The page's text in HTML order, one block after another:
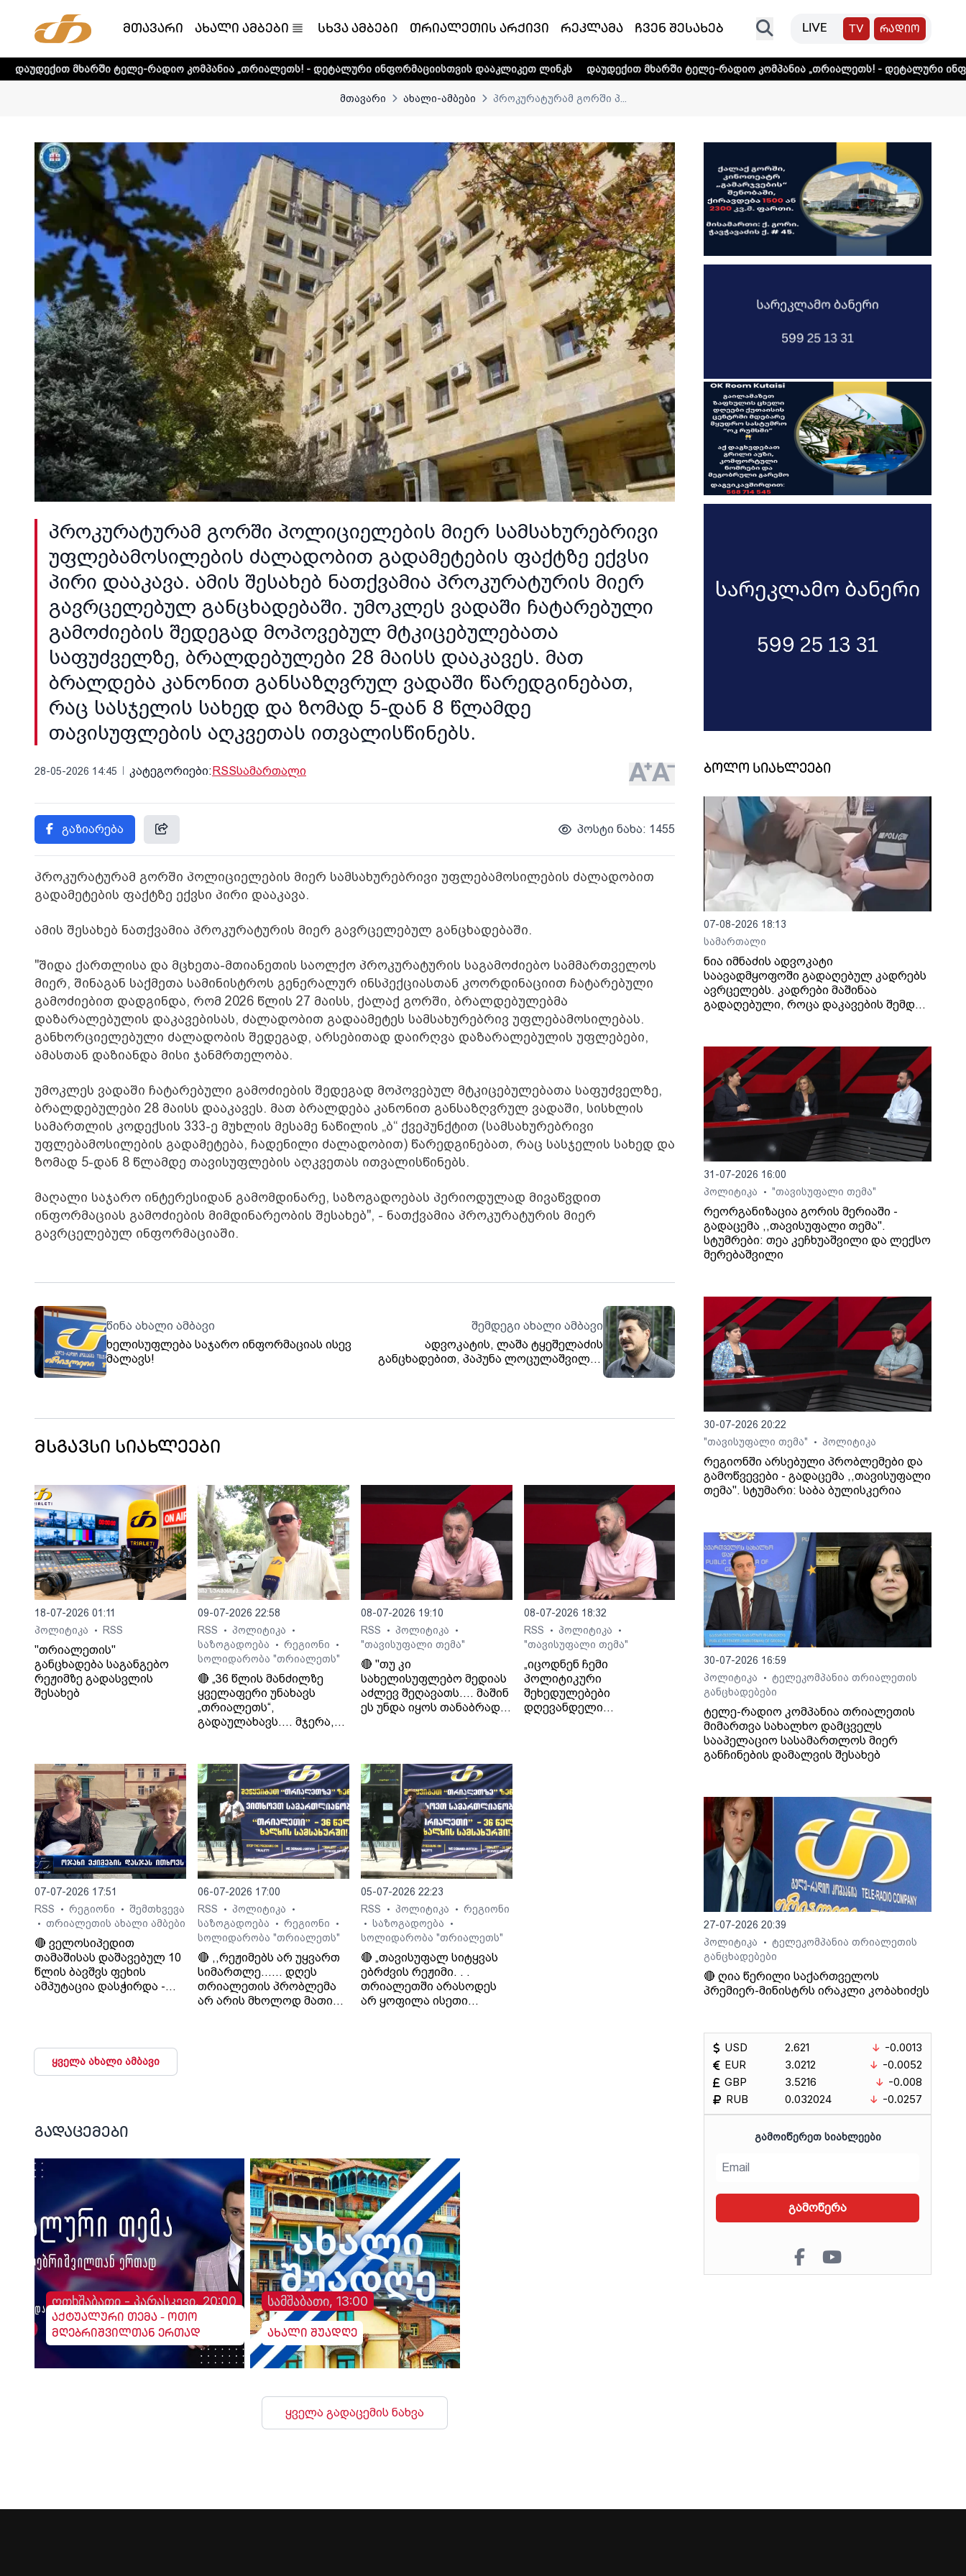
მთავარი ახალი ამბები სხვა ამბები თრიალეთის არქივი რეკლამა ჩვენ შესახებ LIVE TV რადიო
ტელე-რადიო კომპანია „თრიალეთს! - დეტალური ინფორმაციისთვის დააკლიკეთ ლინკს დაუდექით მხარში ტელე-რადიო კომპანია „თრიალეთს! - დეტალური ინფორმაციისთვის
მთავარი ახალი-ამბები პროკურატურამ გორში პ...
პროკურატურამ გორში პოლიციელების მიერ სამსახურებრივი
უფლებამოსილების ძალადობით გადამეტების ფაქტზე ექვსი
პირი დააკავა. ამის შესახებ ნათქვამია პროკურატურის მიერ
გავრცელებულ განცხადებაში. უმოკლეს ვადაში ჩატარებული
გამოძიების შედეგად მოპოვებულ მტკიცებულებათა
საფუძველზე, ბრალდებულები 28 მაისს დააკავეს. მათ
ბრალდება კანონით განსაზღვრულ ვადაში წარედგინებათ,
რაც სასჯელის სახედ და ზომად 5-დან 8 წლამდე
თავისუფლების აღკვეთას ითვალისწინებს.
28-05-2026 14:45 კატეგორიები:RSSსამართალი
გაზიარება პოსტი ნახა: 1455
პროკურატურამ გორში პოლიციელების მიერ სამსახურებრივი უფლებამოსილების ძალადობით
გადამეტების ფაქტზე ექვსი პირი დააკავა.
ამის შესახებ ნათქვამია პროკურატურის მიერ გავრცელებულ განცხადებაში.
"შიდა ქართლისა და მცხეთა-მთიანეთის საოლქო პროკურატურის საგამოძიებო სამმართველოს
მიერ, შინაგან საქმეთა სამინისტროს გენერალურ ინსპექციასთან კოორდინაციით ჩატარებული
გამოძიებით დადგინდა, რომ 2026 წლის 27 მაისს, ქალაქ გორში, ბრალდებულებმა
დაზარალებულის დაკავებისას, ძალადობით გადაამეტეს სამსახურებრივ უფლებამოსილებას.
განხორციელებული ძალადობის შედეგად, არსებითად დაირღვა დაზარალებულის უფლებები,
ამასთან დაზიანდა მისი ჯანმრთელობა.
უმოკლეს ვადაში ჩატარებული გამოძიების შედეგად მოპოვებულ მტკიცებულებათა საფუძველზე,
ბრალდებულები 28 მაისს დააკავეს. მათ ბრალდება კანონით განსაზღვრულ ვადაში, სისხლის
სამართლის კოდექსის 333-ე მუხლის მესამე ნაწილის „ბ“ ქვეპუნქტით (სამსახურებრივი
უფლებამოსილების გადამეტება, ჩადენილი ძალადობით) წარედგინებათ, რაც სასჯელის სახედ და
ზომად 5-დან 8 წლამდე თავისუფლების აღკვეთას ითვალისწინებს.
მაღალი საჯარო ინტერესიდან გამომდინარე, საზოგადოებას პერიოდულად მივაწვდით
ინფორმაციას გამოძიების მიმდინარეობის შესახებ", - ნათქვამია პროკურატურის მიერ
გავრცელებულ ინფორმაციაში.
წინა ახალი ამბავი
ხელისუფლება საჯარო ინფორმაციას ისევ
მალავს!
შემდეგი ახალი ამბავი
ადვოკატის, ლაშა ტყეშელაძის
განცხადებით, პაპუნა ლოცულაშვილის
მიმართ ფიზიკურ ძალადობაში
არიან. პაპუნა ლოცულაშვილზე 10-მდე
წაუყენონ.
მსგავსი სიახლეები
18-07-2026 01:11
პოლიტიკა
• RSS
"თრიალეთის"
განცხადება საგანგებო
რეჟიმზე გადასვლის
შესახებ
09-07-2026 22:58
RSS
• პოლიტიკა •
საზოგადოება • რეგიონი •
სოლიდარობა "თრიალეთს"
🔴 „36 წლის მანძილზე
ყველაფერი უნახავს
„თრიალეთს“,
გადაულახავს.... მჯერა,
დათმობაზე წავა
ხელისუფლება და ის
ელემენტარული
მოთხოვნა რასაც
თრიალეთი ითხოვს
დააკმაყოფილებს.“. - გია
სურმანიძე. ტვ 25-ის
დამფუძნებელი.
08-07-2026 19:10
RSS
• პოლიტიკა •
"თავისუფალი თემა"
🔴 "თუ კი
სახელისუფლებო მედიას
აძლევ შეღავათს.... მაშინ
ეს უნდა იყოს თანაბრად
08-07-2026 18:32
RSS
• პოლიტიკა •
"თავისუფალი თემა"
„იცოდნენ ჩემი
პოლიტიკური
შეხედულებები
დღევანდელი
07-07-2026 17:51
RSS
• რეგიონი • შემთხვევა
• თრიალეთის ახალი ამბები
🔴 ველოსიპედით
თამაშისას დაშავებულ 10
წლის ბავშვს ფეხის
ამპუტაცია დასჭირდა -
06-07-2026 17:00
RSS
• პოლიტიკა •
საზოგადოება • რეგიონი •
სოლიდარობა "თრიალეთს"
🔴 ,,რეჟიმებს არ უყვართ
სიმართლე...... დღეს
თრიალეთის პრობლემა
არ არის მხოლოდ მათი
05-07-2026 22:23
RSS
• პოლიტიკა • რეგიონი
• საზოგადოება •
სოლიდარობა "თრიალეთს"
🔴 „თავისუფალ სიტყვას
ებრძვის რეჟიმი. . .
თრიალეთში არასოდეს
არ ყოფილა ისეთი
ყველა ახალი ამბავი
გადაცემები
ოთხშაბათი - პარასკევი, 20:00
აქტუალური თემა - ოთო
მღებრიშვილთან ერთად
სამშაბათი, 13:00
ახალი შუადღე
ყველა გადაცემის ნახვა
ბოლო სიახლეები
07-08-2026 18:13
სამართალი
ნია იმნაძის ადვოკატი
საავადმყოფოში გადაღებულ კადრებს
ავრცელებს. კადრები მაშინაა
გადაღებული, როცა დაკავების შემდეგ
31-07-2026 16:00
პოლიტიკა
• "თავისუფალი თემა"
რეორგანიზაცია გორის მერიაში -
გადაცემა ,,თავისუფალი თემა".
სტუმრები: თეა კეჩხუაშვილი და ლექსო
მერებაშვილი
30-07-2026 20:22
"თავისუფალი თემა"
• პოლიტიკა
რეგიონში არსებული პრობლემები და
გამოწვევები - გადაცემა ,,თავისუფალი
თემა". სტუმარი: საბა ბულისკერია
30-07-2026 16:59
პოლიტიკა
•
ტელეკომპანია თრიალეთის
განცხადებები
ტელე-რადიო კომპანია თრიალეთის
მიმართვა სახალხო დამცველს
სააპელაციო სასამართლოს მიერ
განჩინების დამალვის შესახებ
27-07-2026 20:39
პოლიტიკა
•
ტელეკომპანია თრიალეთის
განცხადებები
🔴 ღია წერილი საქართველოს
პრემიერ-მინისტრს ირაკლი კობახიძეს
USD
EUR
GBP
RUB
2.621
3.0212
3.5216
0.032024
-0.0013
-0.0052
-0.008
-0.0257
ᲒᲐᲛᲝᲘᲬᲔᲠᲔᲗ ᲡᲘᲐᲮᲚᲔᲔᲑᲘ
გამოწერა